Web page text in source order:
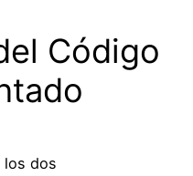
Código
los dos